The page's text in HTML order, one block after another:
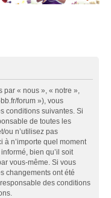
par « nous », « notre »,
forum »), vous
conditions suivantes. Si
de toutes les
ou n’utilisez pas
à n’importe quel moment
bien qu’il soit
vous-même. Si vous
changements ont été
des conditions